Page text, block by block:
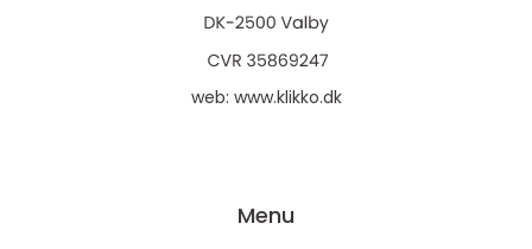
web: www.klikko.dk
Menu